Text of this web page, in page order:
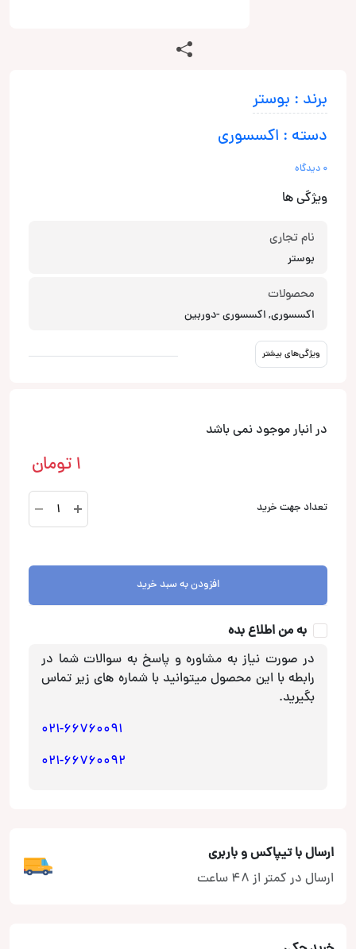
برند : بوستر
دسته : اکسسوری
0 دیدگاه
ویژگی ها
نام تجاری
بوستر
محصولات
اکسسوری, اکسسوری -دوربین
ویژگی‌های بیشتر
در انبار موجود نمی باشد
1 تومان
تعداد جهت خرید
BSC-
7000HIGH
افزودن به سبد خرید
به من اطلاع بده
در صورت نیاز به مشاوره و پاسخ به سوالات شما در
رابطه با این محصول میتوانید با شماره های زیر تماس
بگیرید.
021-66760091
021-66760092
ارسال با تیپاکس و باربری
ارسال در کمتر از 48 ساعت